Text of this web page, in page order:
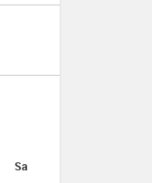
Sa